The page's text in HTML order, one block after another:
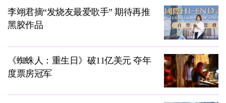
李翊君摘“发烧友最爱歌手” 期待再推
黑胶作品
《蜘蛛人：重生日》破11亿美元 夺年
度票房冠军